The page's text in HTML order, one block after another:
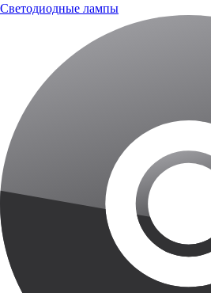
Светодиодные лампы